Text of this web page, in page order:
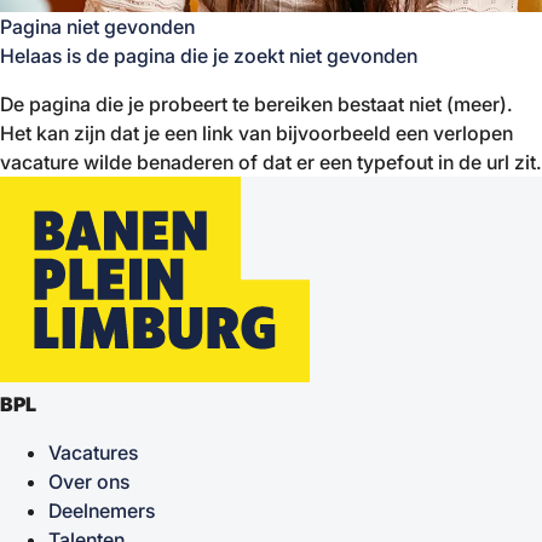
Pagina niet gevonden
Helaas is de pagina die je zoekt niet gevonden
De pagina die je probeert te bereiken bestaat niet (meer).
Het kan zijn dat je een link van bijvoorbeeld een verlopen
vacature wilde benaderen of dat er een typefout in de url zit.
BPL
Vacatures
Over ons
Deelnemers